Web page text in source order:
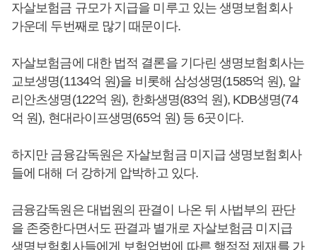
자살보험금 규모가 지급을 미루고 있는 생명보험회사
가운데 두번째로 많기 때문이다.
자살보험금에 대한 법적 결론을 기다린 생명보험회사는
교보생명(1134억 원)을 비롯해 삼성생명(1585억 원), 알
리안츠생명(122억 원), 한화생명(83억 원), KDB생명(74
억 원), 현대라이프생명(65억 원) 등 6곳이다.
하지만 금융감독원은 자살보험금 미지급 생명보험회사
들에 대해 더 강하게 압박하고 있다.
금융감독원은 대법원의 판결이 나온 뒤 사법부의 판단
을 존중한다면서도 판결과 별개로 자살보험금 미지급
생명보험회사들에게 보험업법에 따른 행정적 제재를 가